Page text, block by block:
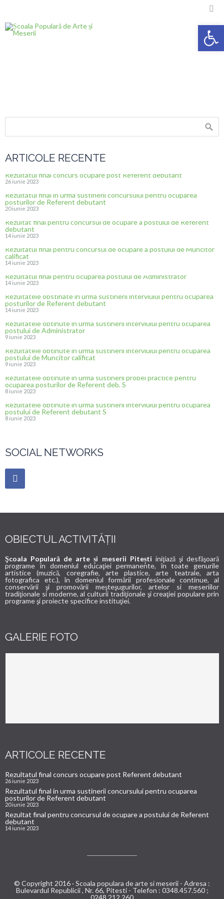

ARTICOLE RECENTE
Rezultatul final concurs ocupare post Referent debutant
26 iunie 2023
Rezultatul final in urma sustinerii concursului pentru ocuparea
posturilor de Referent debutant
20 iunie 2023
Rezultat final pentru concursul de ocupare a postului de Referent
debutant
14 iunie 2023
Rezultatul final pentru concursul de ocupare a postului de Muncitor
calificat
14 iunie 2023
Rezultatul final pentru ocuparea postului de Administrator
14 iunie 2023
Rezultatele obstinate in urma sustinerii interviului pentru ocuparea
posturilor de Referent debutant
14 iunie 2023
Rezultatele obtinute in urma sustinerii interviului pentru ocuparea
postului de Administrator
9 iunie 2023
Rezultatele obtinute in urma sustinerii interviului pentru ocuparea
postului de Muncitor calificat
9 iunie 2023
Rezultatele obtinute in urma sustinerii probei practice pentru
ocuparea posturilor de Referent deb. S
8 iunie 2023
Rezultatele obtinute in urma sustinerii interviului pentru ocuparea
postului de Referent debutant S
8 iunie 2023
SOCIAL NETWORKS
OBIECTUL ACTIVITĂȚII
Şcoala Populară de arte și meserii Pitești iniţiază şi desfăşoară
programe în domeniul educaţiei permanente, în toate genurile
artistice (muzică, coregrafie, arte plastice, arte teatrale, arta
fotografica etc.), în domeniul formării profesionale continue, al
conservării şi promovării meşteşugurilor, artelor si meseriilor
tradiţionale si moderne, al culturii tradiţionale şi creaţiei populare prin
programe şi proiecte specifice instituţiei.
GALERIE FOTO
ARTICOLE RECENTE
Rezultatul final concurs ocupare post Referent debutant
26 iunie 2023
Rezultatul final in urma sustinerii concursului pentru ocuparea
posturilor de Referent debutant
20 iunie 2023
Rezultat final pentru concursul de ocupare a postului de Referent
debutant
14 iunie 2023
© Copyright 2016 · Scoala populara de arte si meserii - Adresa :
Bulevardul Republicii , Nr. 66, Pitesti - Telefon : 0348.457.560 ;
Deschide